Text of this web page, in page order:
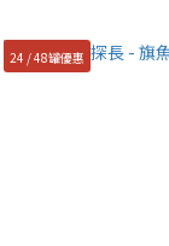
24 / 48罐優惠